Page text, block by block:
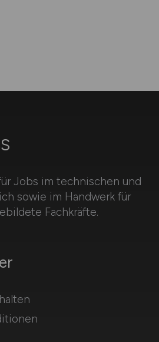
Jobs im technischen und
sowie im Handwerk für
Fachkräfte.